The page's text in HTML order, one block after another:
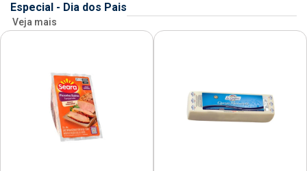
Especial - Dia dos Pais
Veja mais